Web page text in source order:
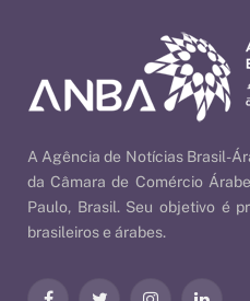
A Agência de Notícias Brasil-
da Câmara de Comércio
Paulo, Brasil. Seu objetivo é
brasileiros e árabes.